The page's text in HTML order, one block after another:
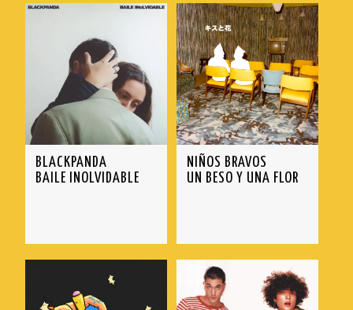
BLACKPANDA
BAILE INOLVIDABLE
NIÑOS BRAVOS
UN BESO Y UNA FLOR